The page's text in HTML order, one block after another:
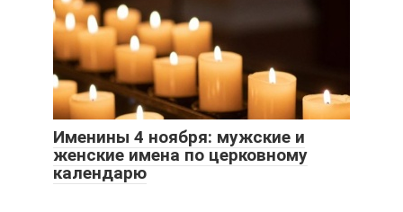
Именины 4 ноября: мужские и
женские имена по церковному
календарю